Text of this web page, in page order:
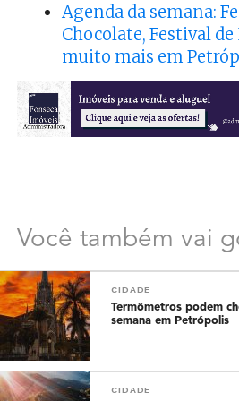
Agenda da semana:
Chocolate, Festival
muito mais em
Você também vai
CIDADE
Termômetros podem
semana em Petrópolis
CIDADE